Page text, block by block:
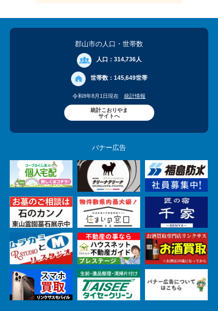
郡山市の人口 ・世帯数
人口： 314,736人
世帯数： 145,649世帯
令和8年8月1日現在 統計情報
統計こおりやま
サイトへ
バナー広告